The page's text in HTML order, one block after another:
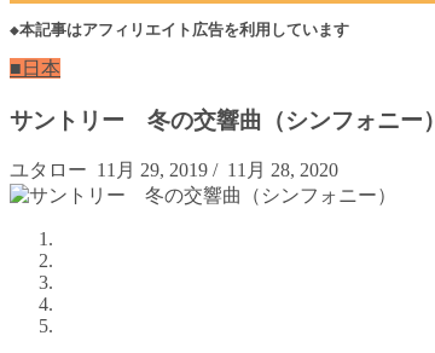
◆本記事はアフィリエイト広告を利用しています
■日本
サントリー 冬の交響曲（シンフォニー）
ユタロー 11月 29, 2019 / 11月 28, 2020